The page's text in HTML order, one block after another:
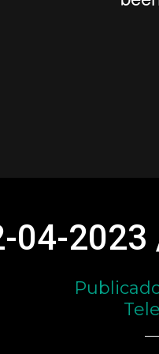
04-2023